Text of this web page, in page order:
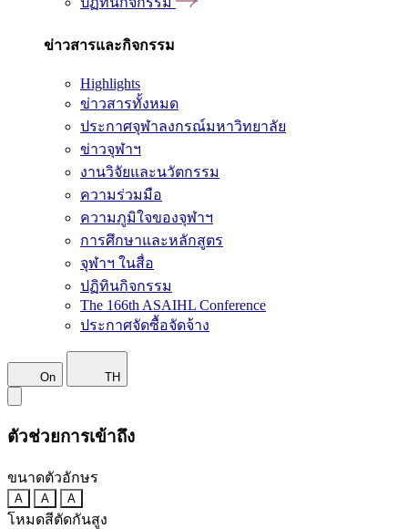
ข่าวสารและกิจกรรม
Highlights
ข่าวสารทั้งหมด
ประกาศจุฬาลงกรณ์มหาวิทยาลัย
ข่าวจุฬาฯ
งานวิจัยและนวัตกรรม
ความร่วมมือ
ความภูมิใจของจุฬาฯ
การศึกษาและหลักสูตร
จุฬาฯ ในสื่อ
ปฏิทินกิจกรรม
The 166th ASAIHL Conference
ประกาศจัดซื้อจัดจ้าง
On TH
ตัวช่วยการเข้าถึง
ขนาดตัวอักษร
A A A
โหมดสีตัดกันสูง